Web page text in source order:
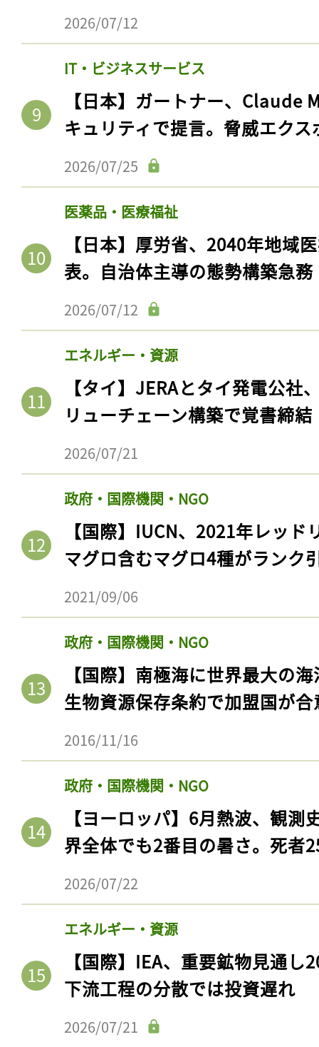
2026/07/12
IT・ビジネスサービス
【日本】ガートナー、Claude
キュリティで提言。脅威エク
2026/07/25
医薬品・医療福祉
【日本】厚労省、2040年地域
表。自治体主導の態勢構築急務
2026/07/12
エネルギー・資源
【タイ】JERAとタイ発電公社
リューチェーン構築で覚書締結
2026/07/21
政府・国際機関・NGO
【国際】IUCN、2021年レッ
マグロ含むマグロ4種がランク
2021/09/06
政府・国際機関・NGO
【国際】南極海に世界最大の
生物資源保存条約で加盟国が合
2016/11/16
政府・国際機関・NGO
【ヨーロッパ】6月熱波、観
界全体でも2番目の暑さ。死者
2026/07/22
エネルギー・資源
【国際】IEA、重要鉱物見通
下流工程の分散では投資遅れ
2026/07/21